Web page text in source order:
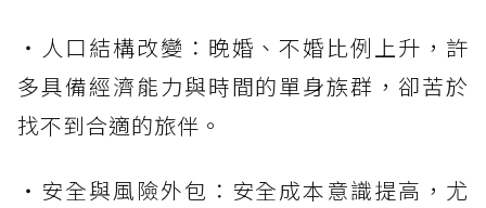
・人口結構改變：晚婚、不婚比例上升，許
多具備經濟能力與時間的單身族群，卻苦於
找不到合適的旅伴。
・安全與風險外包：安全成本意識提高，尤